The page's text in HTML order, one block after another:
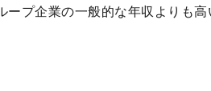
ープ企業の一般的な年収よりも